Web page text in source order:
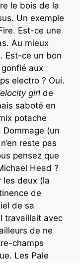
le bois de la
Un exemple
Est-ce une
Au mieux
Est-ce un bon
aux
electro ? Oui.
girl de
saboté en
potache
(un
reste pas
pensez que
Head ?
les deux (la
de
de sa
travaillait avec
de ne
champs
Les Pale